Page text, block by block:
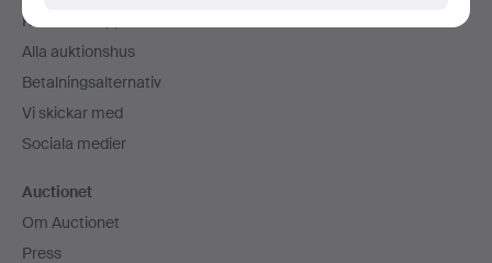
Kontakta support
Alla auktionshus
Betalningsalternativ
Vi skickar med
Sociala medier
Auctionet
Om Auctionet
Press